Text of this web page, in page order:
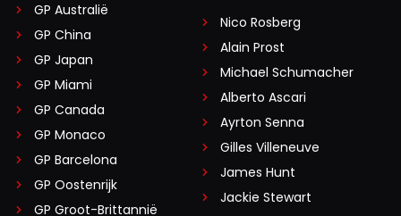
GP Australië
GP China
GP Japan
GP Miami
GP Canada
GP Monaco
GP Barcelona
GP Oostenrijk
GP Groot-Brittannië
Nico Rosberg
Alain Prost
Michael Schumacher
Alberto Ascari
Ayrton Senna
Gilles Villeneuve
James Hunt
Jackie Stewart